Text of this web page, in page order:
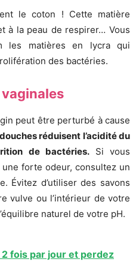
le coton ! Cette matière
à la peau de respirer… Vous
les matières en lycra qui
des bactéries.
peut être perturbé à cause
réduisent l’acidité du
de bactéries.Si vous
forte odeur, consultez un
Évitez d’utiliser des savons
vulve ou l’intérieur de votre
naturel de votre pH.
2 fois par jour et perdez